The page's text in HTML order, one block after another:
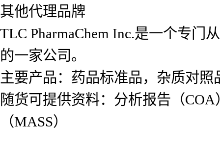
其他代理品牌
TLC PharmaChem Inc.是一个专
的一家公司。
主要产品：药品标准品，杂质对
随货可提供资料：分析报告（
（MASS）